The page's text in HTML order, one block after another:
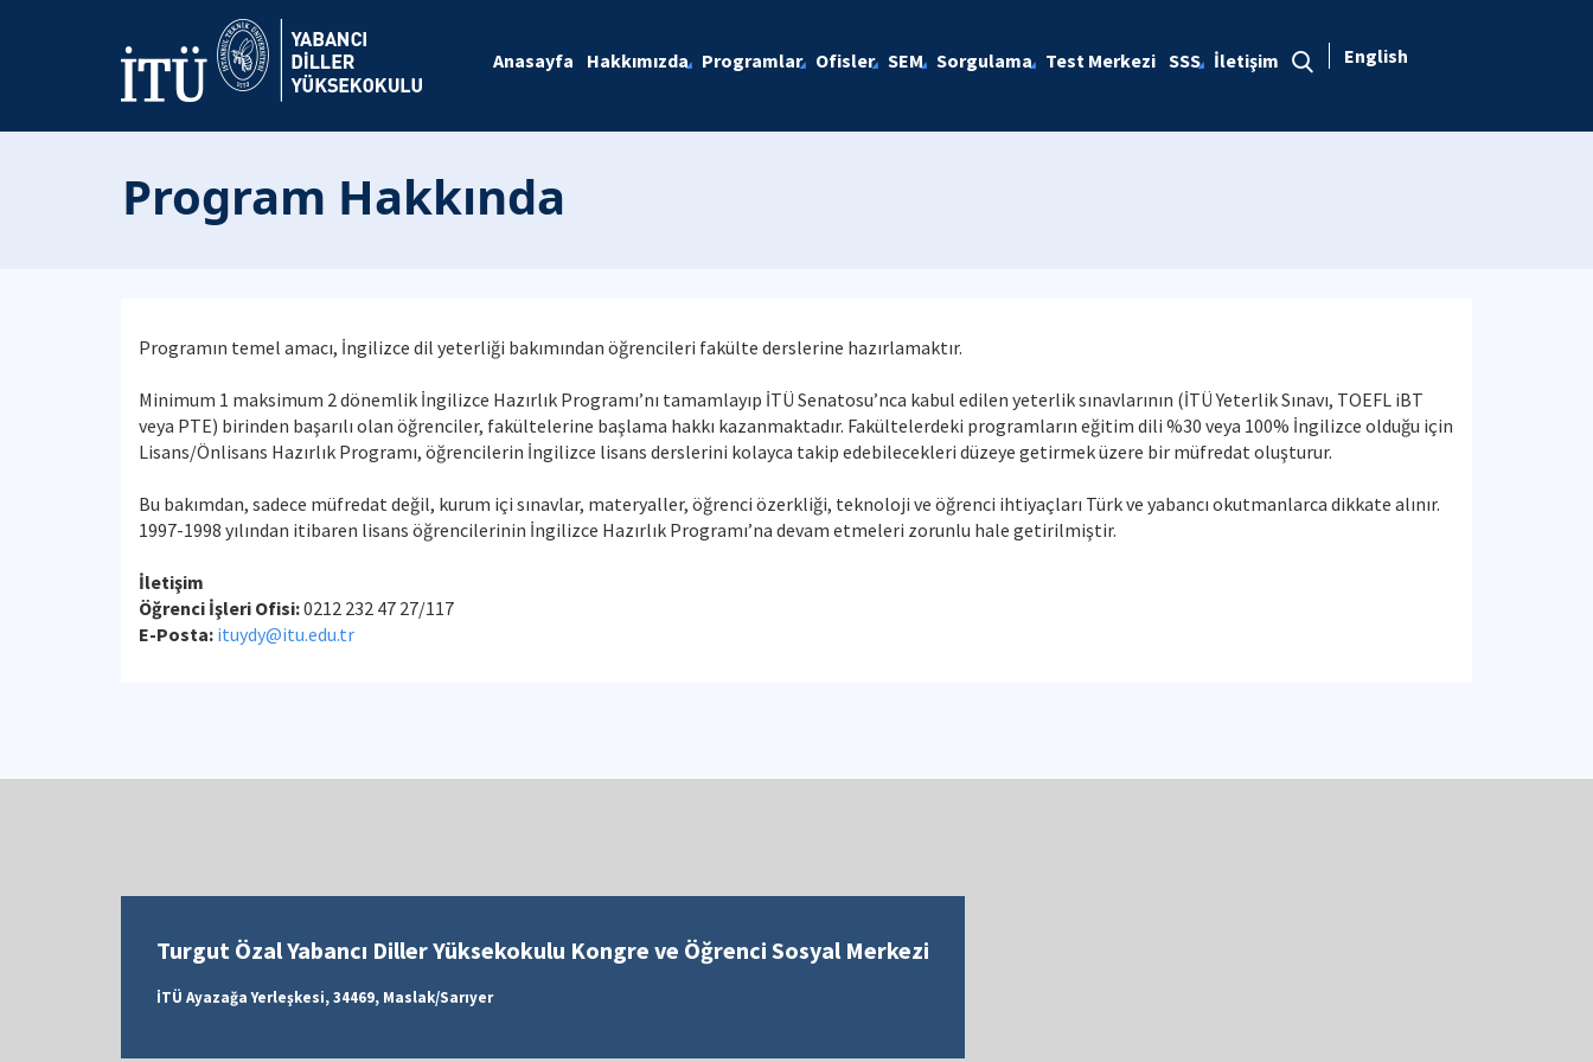
Anasayfa Hakkımızda Programlar Ofisler SEM Sorgulama Test Merkezi SSS İletişim English
Program Hakkında
Programın temel amacı, İngilizce dil yeterliği bakımından öğrencileri fakülte derslerine hazırlamaktır.
Minimum 1 maksimum 2 dönemlik İngilizce Hazırlık Programı’nı tamamlayıp İTÜ Senatosu’nca kabul edilen yeterlik sınavlarının (İTÜ Yeterlik Sınavı, TOEFL iBT
veya PTE) birinden başarılı olan öğrenciler, fakültelerine başlama hakkı kazanmaktadır. Fakültelerdeki programların eğitim dili %30 veya 100% İngilizce olduğu için
Lisans/Önlisans Hazırlık Programı, öğrencilerin İngilizce lisans derslerini kolayca takip edebilecekleri düzeye getirmek üzere bir müfredat oluşturur.
Bu bakımdan, sadece müfredat değil, kurum içi sınavlar, materyaller, öğrenci özerkliği, teknoloji ve öğrenci ihtiyaçları Türk ve yabancı okutmanlarca dikkate alınır.
1997-1998 yılından itibaren lisans öğrencilerinin İngilizce Hazırlık Programı’na devam etmeleri zorunlu hale getirilmiştir.
İletişim
Öğrenci İşleri Ofisi:0212 232 47 27/117
E-Posta: ituydy@itu.edu.tr
Turgut Özal Yabancı Diller Yüksekokulu Kongre ve Öğrenci Sosyal Merkezi
İTÜ Ayazağa Yerleşkesi, 34469, Maslak/Sarıyer